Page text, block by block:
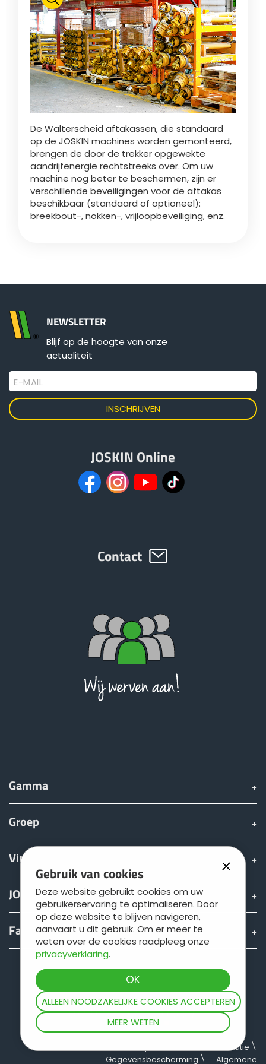
Gebruik van cookies
Deze website gebruikt cookies om uw
gebruikerservaring te optimaliseren. Door
op deze website te blijven navigeren,
aanvaart u dit gebruik. Om er meer te
weten over de cookies raadpleeg onze
privacyverklaring.
ALLEEN NOODZAKELIJKE COOKIES ACCEPTEREN
MEER WETEN
FAN SHOP
PARTS BOOK
JOBS
CONTACT
Polski
Brochure downladen
Italiano
Dansk
Română
Suomi
Slovenija
Lietuvių kalba
Česká republika
Srpski
한국의
日本語
Türk
العربية
رسید ن
De Walterscheid aftakassen, die standaard
op de JOSKIN machines worden gemonteerd,
brengen de door de trekker opgewekte
aandrijfenergie rechtstreeks over. Om uw
machine nog beter te beschermen, zijn er
verschillende beveiligingen voor de aftakas
beschikbaar (standaard of optioneel):
breekbout-, nokken-, vrijloopbeveiliging, enz.
NEWSLETTER
Blijf op de hoogte van onze
actualiteit
E-MAIL
JOSKIN Online
Contact
Gamma
Groep
Vinden & Kopen
JOSKIN wereld
Fan shop
Juridische informatie
Gegevensbescherming
Algemene